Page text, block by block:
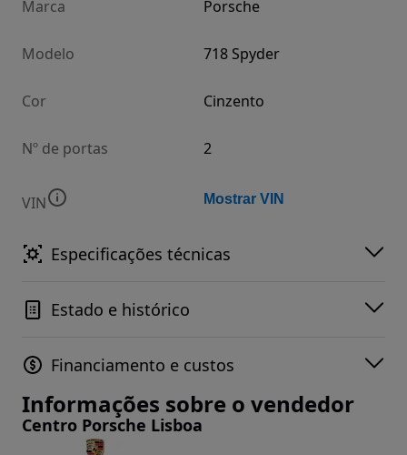
Marca Porsche
Modelo 718 Spyder
Cor Cinzento
Nº de portas 2
VIN Mostrar VIN
Especificações técnicas
Estado e histórico
Financiamento e custos
Informações sobre o vendedor
Centro Porsche Lisboa